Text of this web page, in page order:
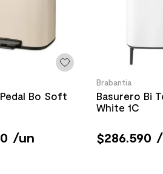
Bo Soft
/un
Brabantia
Basurero Bi
White 1C
$286.590 /